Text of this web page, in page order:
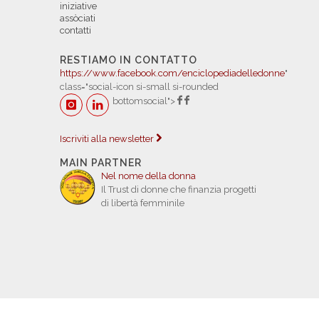
iniziative
assòciati
contatti
RESTIAMO IN CONTATTO
https://www.facebook.com/enciclopediadelledonne"
class="social-icon si-small si-rounded
bottomsocial">
Iscriviti alla newsletter
MAIN PARTNER
Nel nome della donna
Il Trust di donne che finanzia progetti
di libertà femminile